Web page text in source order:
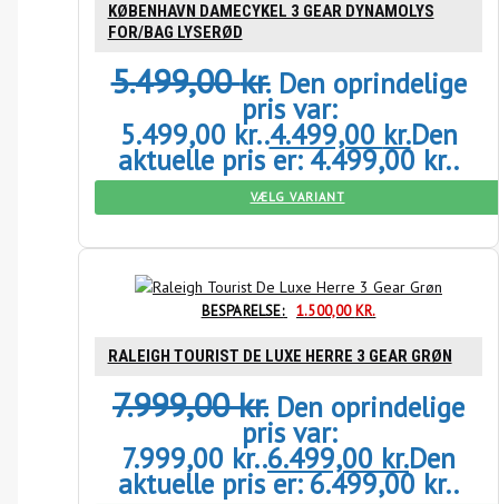
KØBENHAVN DAMECYKEL 3 GEAR DYNAMOLYS
FOR/BAG LYSERØD
5.499,00kr. Den oprindelige
pris var:
5.499,00 kr..4.499,00 kr.Den
aktuelle pris er: 4.499,00 kr..
VÆLG VARIANT
BESPARELSE: 1.500,00KR.
RALEIGH TOURIST DE LUXE HERRE 3 GEAR GRØN
7.999,00kr. Den oprindelige
pris var:
7.999,00 kr..6.499,00 kr.Den
aktuelle pris er: 6.499,00 kr..